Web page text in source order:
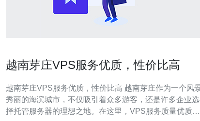
越南芽庄VPS服务优质，性价比高
越南芽庄VPS服务优质，性价比高 越南芽庄作为一个风景
秀丽的海滨城市，不仅吸引着众多游客，还是许多企业选
择托管服务器的理想之地。在这里，VPS服务质量优质，